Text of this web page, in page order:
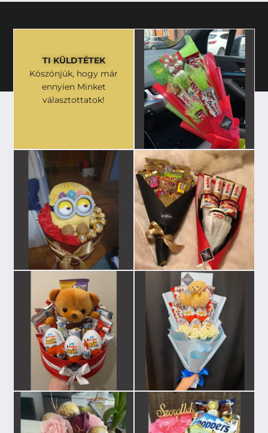
TI KÜLDTÉTEK
Köszönjük, hogy már
ennyien Minket
választottatok!